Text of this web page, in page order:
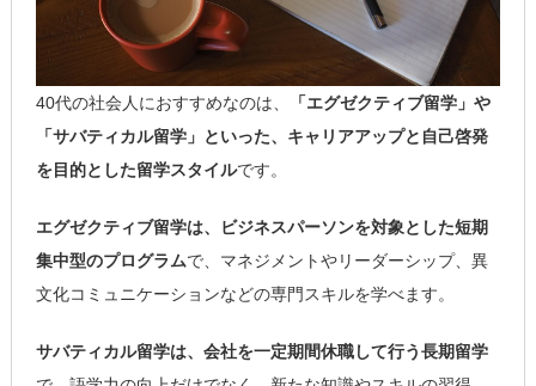
40代の社会人におすすめなのは、
「エグゼクティブ留学」や
「サバティカル留学」といった、キャリアアップと自己啓発
を目的とした留学スタイルです。
エグゼクティブ留学は、ビジネスパーソンを対象とした短期
集中型のプログラムで、マネジメントやリーダーシップ、異
文化コミュニケーションなどの専門スキルを学べます。
サバティカル留学は、会社を一定期間休職して行う長期留学